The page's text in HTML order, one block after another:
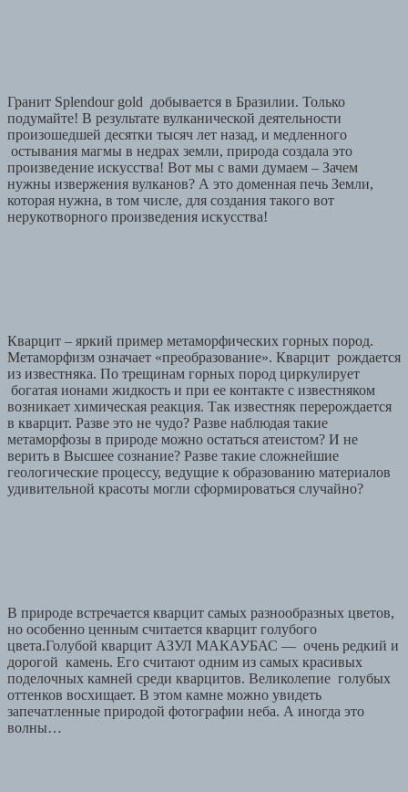
Гранит Splendour gold добывается в Бразилии. Только
подумайте! В результате вулканической деятельности
произошедшей десятки тысяч лет назад, и медленного
остывания магмы в недрах земли, природа создала это
произведение искусства! Вот мы с вами думаем – Зачем
нужны извержения вулканов? А это доменная печь Земли,
которая нужна, в том числе, для создания такого вот
нерукотворного произведения искусства!
Кварцит – яркий пример метаморфических горных пород.
Метаморфизм означает «преобразование». Кварцит рождается
из известняка. По трещинам горных пород циркулирует
богатая ионами жидкость и при ее контакте с известняком
возникает химическая реакция. Так известняк перерождается
в кварцит. Разве это не чудо? Разве наблюдая такие
метаморфозы в природе можно остаться атеистом? И не
верить в Высшее сознание? Разве такие сложнейшие
геологические процессу, ведущие к образованию материалов
удивительной красоты могли сформироваться случайно?
В природе встречается кварцит самых разнообразных цветов,
но особенно ценным считается кварцит голубого
цвета.Голубой кварцит АЗУЛ МАКАУБАС — очень редкий и
дорогой камень. Его считают одним из самых красивых
поделочных камней среди кварцитов. Великолепие голубых
оттенков восхищает. В этом камне можно увидеть
запечатленные природой фотографии неба. А иногда это
волны…